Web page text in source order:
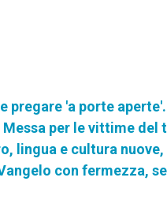
pregare 'a porte
Messa per le vittime
lingua e cultura
con fermezza,